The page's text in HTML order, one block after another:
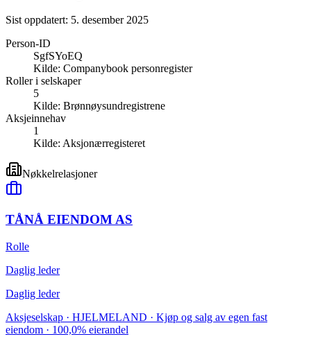
Sist oppdatert: 5. desember 2025
Person-ID
SgfSYoEQ
Kilde: Companybook personregister
Roller i selskaper
5
Kilde: Brønnøysundregistrene
Aksjeinnehav
1
Kilde: Aksjonærregisteret
Nøkkelrelasjoner
TÅNÅ EIENDOM AS
Rolle
Daglig leder
Daglig leder
Aksjeselskap · HJELMELAND · Kjøp og salg av egen fast
eiendom · 100,0% eierandel